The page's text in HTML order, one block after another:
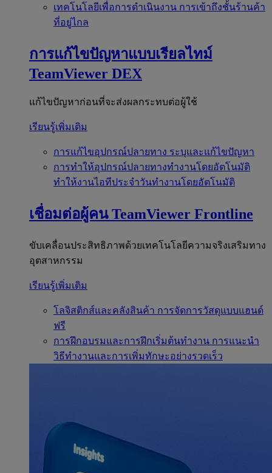
เทคโนโลยีเพื่อการดำเนินงาน การเข้าถึงชั้นร้านค้า
ที่อยู่ไกล
การแก้ไขปัญหาแบบเรียลไทม์
TeamViewer DEX
แก้ไขปัญหาก่อนที่จะส่งผลกระทบต่อผู้ใช้
เรียนรู้เพิ่มเติม
การแก้ไขอุปกรณ์ปลายทาง ระบุและแก้ไขปัญหา
การทำให้อุปกรณ์ปลายทางทำงานโดยอัตโนมัติ
ทำให้งานไอทีประจำวันทำงานโดยอัตโนมัติ
เชื่อมต่อผู้คน TeamViewer Frontline
ขับเคลื่อนประสิทธิภาพด้วยเทคโนโลยีความจริงเสริมทาง
อุตสาหกรรม
เรียนรู้เพิ่มเติม
โลจิสติกส์และคลังสินค้า การจัดการวัสดุแบบแฮนด์
ฟรี
การฝึกอบรมและการฝึกเริ่มต้นทำงาน การแนะนำ
วิธีทำงานและการเพิ่มทักษะอย่างรวดเร็ว